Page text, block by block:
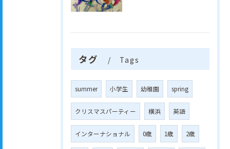
タグ Tags
summer 小学生 幼稚園 spring
クリスマスパーティー 横浜 英語
インターナショナル 0歳 1歳 2歳